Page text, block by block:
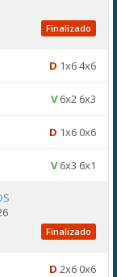
Finalizado
D 1x6 4x6
V6x2 6x3
D 1x6 0x6
V6x3 6x1
Finalizado
D 2x6 0x6